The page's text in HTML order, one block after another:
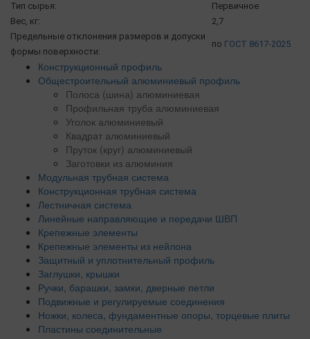
Тип сырья:
Первичное
Вес, кг:
2,7
Предельные отклонения размеров и допуски
формы поверхности:
по ГОСТ 8617-2025
Конструкционный профиль
Общестроительный алюминиевый профиль
Полоса (шина) алюминиевая
Профильная труба алюминиевая
Уголок алюминиевый
Квадрат алюминиевый
Пруток (круг) алюминиевый
Заготовки из алюминия
Модульная трубная система
Конструкционная трубная система
Лестничная система
Линейные направляющие и передачи ШВП
Крепежные элементы
Крепежные элементы из нейлона
Защитный и уплотнительный профиль
Заглушки, крышки
Ручки, барашки, замки, дверные петли
Подвижные и регулируемые соединения
Ножки, колеса, фундаментные опоры, торцевые плиты
Пластины соединительные